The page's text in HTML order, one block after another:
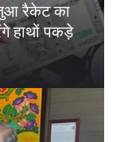
रैकेट का
हाथों पकड़े